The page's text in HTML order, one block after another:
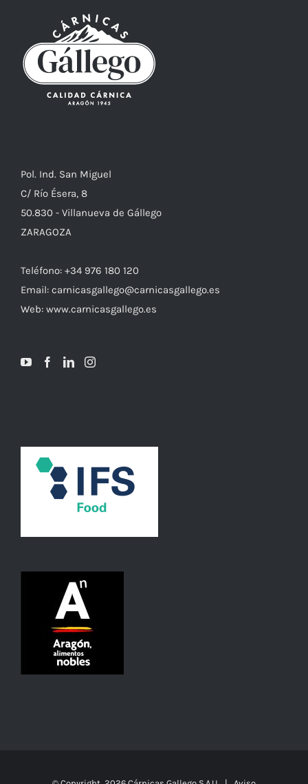
Pol. Ind. San Miguel
C/ Río Ésera, 8
50.830 - Villanueva de Gállego
ZARAGOZA
Teléfono: +34 976 180 120
Email: carnicasgallego@carnicasgallego.es
Web: www.carnicasgallego.es